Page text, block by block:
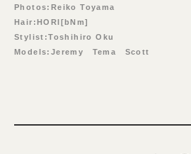
Photos:Reiko Toyama
Hair:HORI[bNm]
Stylist:Toshihiro Oku
Models:Jeremy Tema Scott